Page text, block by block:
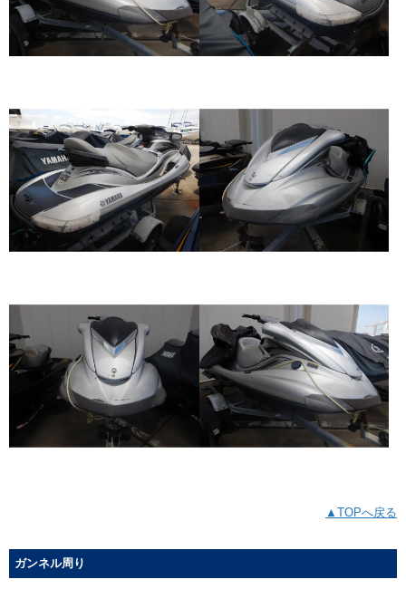
▲TOPへ戻る
ガンネル周り